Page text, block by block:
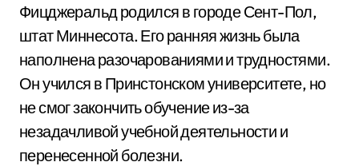
Фицджеральд родился в городе Сент-Пол,
штат Миннесота. Его ранняя жизнь была
наполнена разочарованиями и трудностями.
Он учился в Принстонском университете, но
не смог закончить обучение из-за
незадачливой учебной деятельности и
перенесенной болезни.